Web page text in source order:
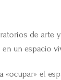
de arte
en un espacio
«ocupar» el